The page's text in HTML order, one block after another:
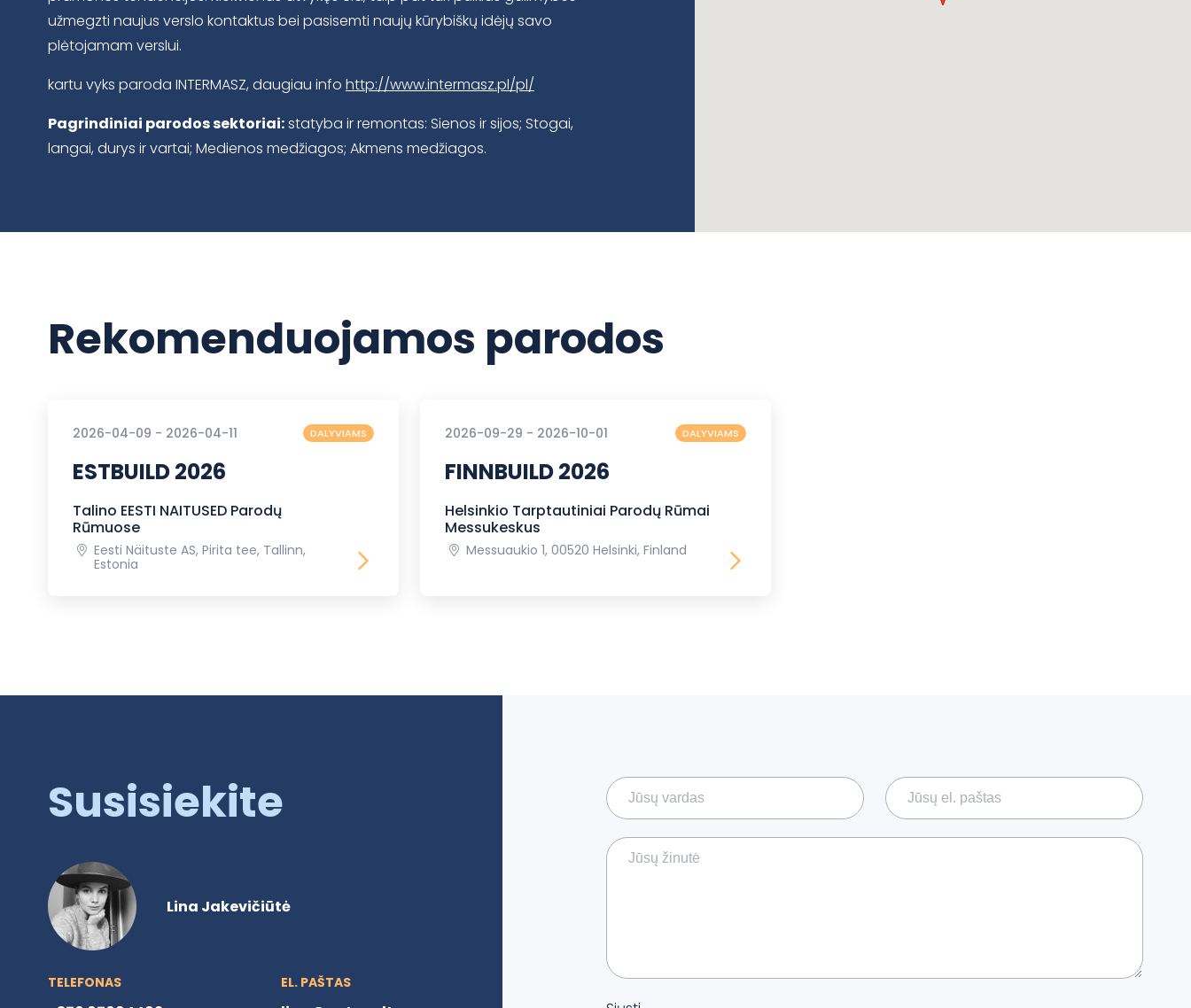
užmegzti naujus verslo kontaktus bei pasisemti naujų kūrybiškų idėjų savo
plėtojamam verslui.
kartu vyks paroda INTERMASZ, daugiau info http://www.intermasz.pl/pl/
Pagrindiniai parodos sektoriai:statyba ir remontas: Sienos ir sijos; Stogai,
langai, durys ir vartai; Medienos medžiagos; Akmens medžiagos.
Rekomenduojamos parodos
2026-04-09 - 2026-04-11 DALYVIAMS
ESTBUILD 2026
Talino EESTI NAITUSED Parodų
Rūmuose
Eesti Näituste AS, Pirita tee, Tallinn,
Estonia
2026-09-29 - 2026-10-01 DALYVIAMS
FINNBUILD 2026
Helsinkio Tarptautiniai Parodų Rūmai
Messukeskus
Messuaukio 1, 00520 Helsinki, Finland
Susisiekite
Lina Jakevičiūtė
TELEFONAS EL. PAŠTAS